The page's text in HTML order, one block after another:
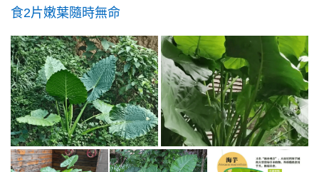
食2片嫩葉隨時無命